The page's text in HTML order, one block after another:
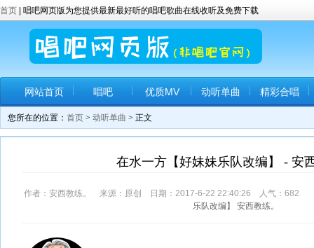
首页 | 唱吧网页版为您提供最新最好听的唱吧歌曲在线收听及免费下载
网站首页 唱吧 优质MV 动听单曲 精彩合唱
您所在的位置： 首页 > 动听单曲 > 正文
在水一方【好妹妹乐队改编】 - 安
作者：安西教练。 来源：原创 日期：2017-6-22 22:40:26 人气： 682
乐队改编】
安西教练。